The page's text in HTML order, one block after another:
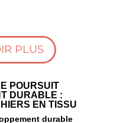
PLUS
POURSUIT
DURABLE :
EN TISSU
durable